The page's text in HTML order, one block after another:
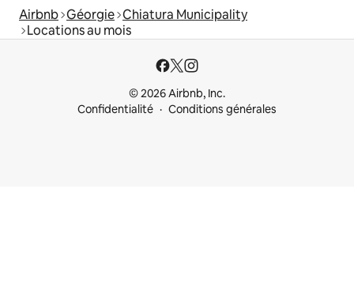
Airbnb Géorgie Chiatura Municipality
Locations au mois
© 2026 Airbnb, Inc.
Confidentialité
Conditions générales